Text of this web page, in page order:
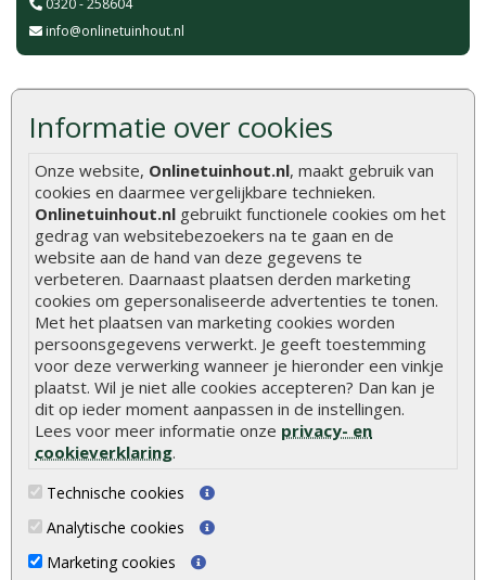
Informatie over cookies
Onze website, Onlinetuinhout.nl, maakt gebruik van
cookies en daarmee vergelijkbare technieken.
Onlinetuinhout.nl gebruikt functionele cookies om het
gedrag van websitebezoekers na te gaan en de
website aan de hand van deze gegevens te
verbeteren. Daarnaast plaatsen derden marketing
cookies om gepersonaliseerde advertenties te tonen.
Met het plaatsen van marketing cookies worden
persoonsgegevens verwerkt. Je geeft toestemming
voor deze verwerking wanneer je hieronder een vinkje
plaatst. Wil je niet alle cookies accepteren? Dan kan je
dit op ieder moment aanpassen in de instellingen.
Lees voor meer informatie onze privacy- en
cookieverklaring.
Technische cookies
Analytische cookies
Marketing cookies
info@onlinetuinhout.nl
Snelle levering
Uitsluitend topkwaliteit
Vakkundig personeel
Ruime voorraad
24/7 online bestellen
Meer dan 40 jaar ervaring
Centraal gelegen showroom